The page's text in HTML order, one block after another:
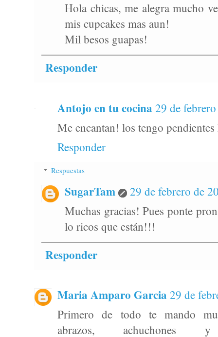
Hola chicas, me alegra mucho
mis cupcakes mas aun!
Mil besos guapas!
Responder
Antojo en tu cocina 29 de
Me encantan! los tengo
Responder
Respuestas
SugarTam
29 de febrero de
Muchas gracias! Pues ponte
lo ricos que están!!!
Responder
Maria Amparo Garcia 29 de
Primero de todo te mando
abrazos,